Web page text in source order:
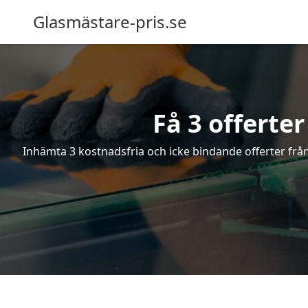
Glasmästare-pris.se
Få 3
Inhämta 3 kostnadsfria och icke bindande offerter